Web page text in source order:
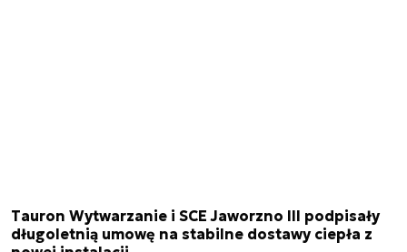
Tauron Wytwarzanie i SCE Jaworzno III podpisały
długoletnią umowę na stabilne dostawy ciepła z